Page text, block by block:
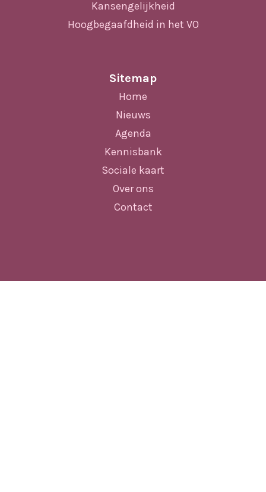
Kansengelijkheid
Hoogbegaafdheid in het VO
Sitemap
Home
Nieuws
Agenda
Kennisbank
Sociale kaart
Over ons
Contact